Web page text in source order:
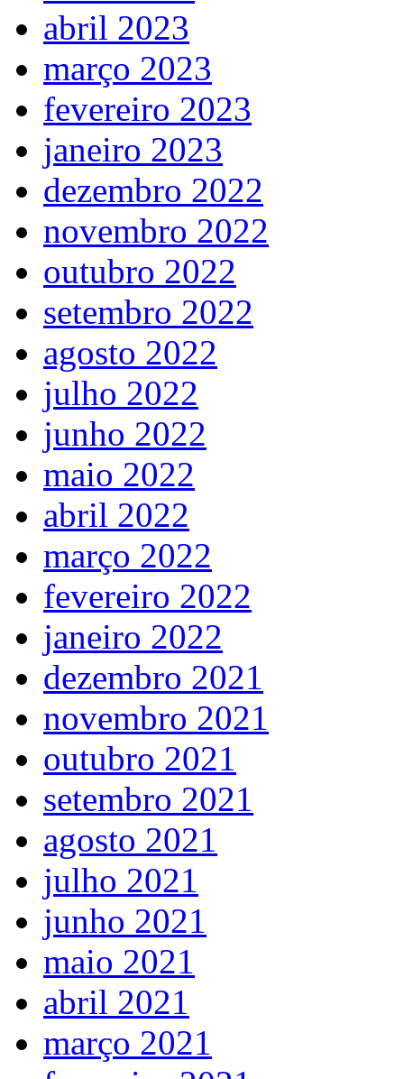
abril 2023
março 2023
fevereiro 2023
janeiro 2023
dezembro 2022
novembro 2022
outubro 2022
setembro 2022
agosto 2022
julho 2022
junho 2022
maio 2022
abril 2022
março 2022
fevereiro 2022
janeiro 2022
dezembro 2021
novembro 2021
outubro 2021
setembro 2021
agosto 2021
julho 2021
junho 2021
maio 2021
abril 2021
março 2021